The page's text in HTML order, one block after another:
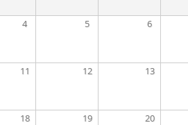
4 5 6
11 12 13
18 19 20